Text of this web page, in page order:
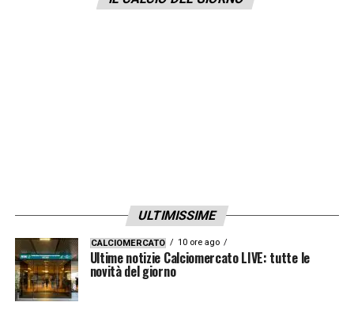
sconfitta nelle ultime 6 gare, e che per noi è il
Lecce
Per salvarsi qualche gol bisogna farlo.
ULTIMISSIME
CALCIOMERCATO 10 ore ago
Ultime notizie Calciomercato LIVE: tutte le
novità del giorno